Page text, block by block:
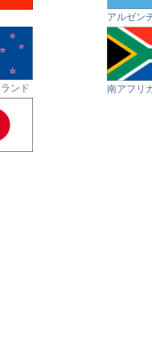
アルゼン
ンド 南アフリ